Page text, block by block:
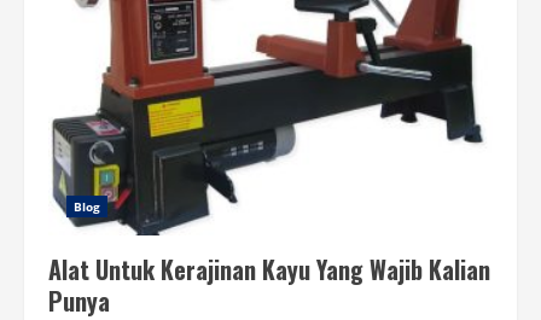
Blog
Alat Untuk Kerajinan Kayu Yang Wajib Kalian
Punya